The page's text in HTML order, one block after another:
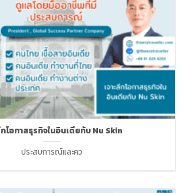
กโอกาสธุรกิจในอินเดียกับ Nu Skin
ประสบการณ์และคว